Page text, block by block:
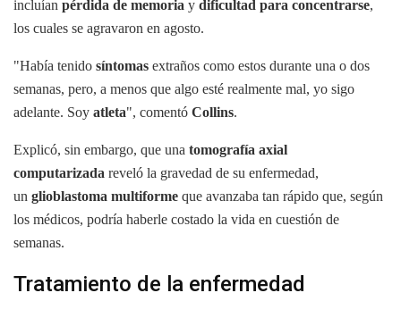
incluían pérdida de memoria y dificultad para concentrarse,
los cuales se agravaron en agosto.
"Había tenido síntomas extraños como estos durante una o dos
semanas, pero, a menos que algo esté realmente mal, yo sigo
adelante. Soy atleta", comentó Collins.
Explicó, sin embargo, que una tomografía axial
computarizada reveló la gravedad de su enfermedad,
un glioblastoma multiforme que avanzaba tan rápido que, según
los médicos, podría haberle costado la vida en cuestión de
semanas.
Tratamiento de la enfermedad